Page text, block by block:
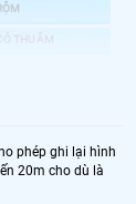
vụ uy tín tại An
sử dụng camera
phép ghi lại hình
20m cho dù là